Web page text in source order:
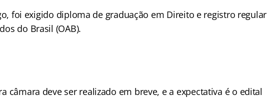
foi exigido diploma de graduação em Direito e registro regular
do Brasil (OAB).
câmara deve ser realizado em breve, e a expectativa é o edital